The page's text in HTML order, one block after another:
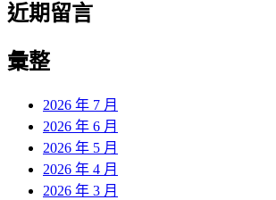
近期留言
彙整
2026 年 7 月
2026 年 6 月
2026 年 5 月
2026 年 4 月
2026 年 3 月